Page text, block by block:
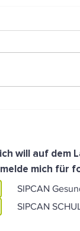
will auf dem
mich für
SIPCAN
SIPCAN